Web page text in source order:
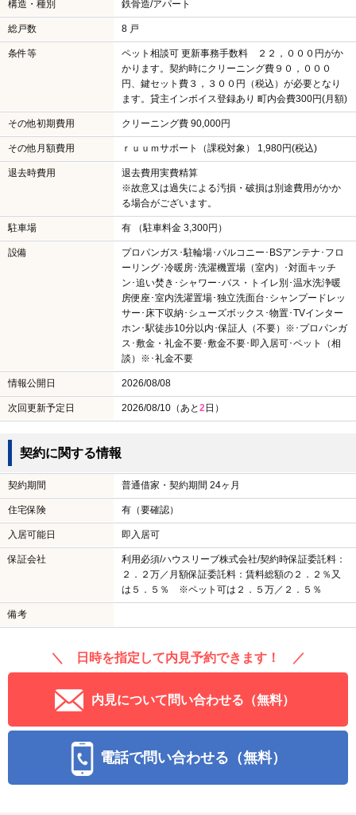
構造・種別 鉄骨造/アパート
総戸数 8 戸
条件等
ペット相談可 更新事務手数料 ２２，０００円がか
かります。契約時にクリーニング費９０，０００
円、鍵セット費３，３００円（税込）が必要となり
ます。貸主インボイス登録あり 町内会費300円(月額)
その他初期費用 クリーニング費 90,000円
その他月額費用 ｒｕｕｍサポート（課税対象） 1,980円(税込)
退去時費用
退去費用実費精算
※故意又は過失による汚損・破損は別途費用がかか
る場合がございます。
駐車場 有 （駐車料金 3,300円）
設備
プロパンガス･駐輪場･バルコニー･BSアンテナ･フロ
ーリング･冷暖房･洗濯機置場（室内）･対面キッチ
ン･追い焚き･シャワー･バス・トイレ別･温水洗浄暖
房便座･室内洗濯置場･独立洗面台･シャンプードレッ
サー･床下収納･シューズボックス･物置･TVインター
ホン･駅徒歩10分以内･保証人（不要）※･プロパンガ
ス･敷金・礼金不要･敷金不要･即入居可･ペット（相
談）※･礼金不要
情報公開日 2026/08/08
次回更新予定日 2026/08/10（あと2日）
契約に関する情報
契約期間 普通借家・契約期間 24ヶ月
住宅保険 有（要確認）
入居可能日 即入居可
保証会社
利用必須/ハウスリーブ株式会社/契約時保証委託料：
２．２万／月額保証委託料：賃料総額の２．２％又
は５．５％ ※ペット可は２．５万／２．５％
備考
＼ 日時を指定して内見予約できます！ ／
内見について問い合わせる（無料）
電話で問い合わせる（無料）